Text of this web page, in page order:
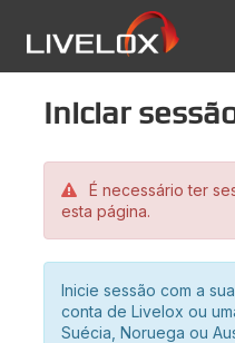
Iniciar
É necessário ter
esta página.
Inicie sessão com a
conta de Livelox ou
Suécia, Noruega ou